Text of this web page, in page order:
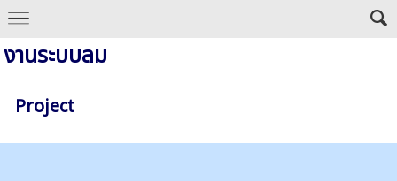
งานระบบลม
Project